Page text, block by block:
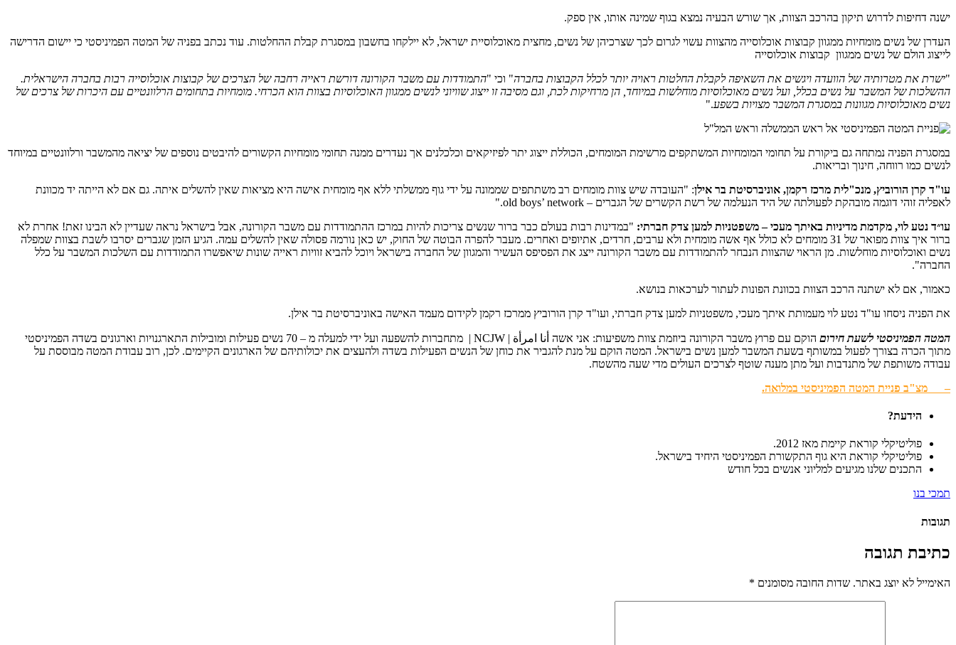
ישנה דחיפות לדרוש תיקון בהרכב הצוות, אך שורש הבעיה נמצא בגוף שמינה אותו, אין ספק.
העדרן של נשים מומחיות ממגוון קבוצות אוכלוסייה מהצוות עשוי לגרום לכך שצרכיהן של נשים, מחצית מאוכלוסיית ישראל, לא יילקחו בחשבון במסגרת קבלת ההחלטות. עוד נכתב בפניה של המטה הפמיניסטי כי יישום הדרישה
לייצוג הולם של נשים ממגוון קבוצות אוכלוסייה
"ישרת את מטרותיה של הוועדה ויגשים את השאיפה לקבלת החלטות ראויה יותר לכלל הקבוצות בחברה" וכי "התמודדות עם משבר הקורונה דורשת ראייה רחבה של הצרכים של קבוצות אוכלוסייה רבות בחברה הישראלית.
ההשלכות של המשבר על נשים בכלל, ועל נשים מאוכלוסיות מוחלשות במיוחד, הן מרחיקות לכת, וגם מסיבה זו ייצוג שוויוני לנשים ממגוון האוכלוסיות בצוות הוא הכרחי. מומחיות בתחומים הרלוונטיים עם היכרות של צרכים של
נשים מאוכלוסיות מגוונות במסגרת המשבר מצויות בשפע."
במסגרת הפניה נמתחה גם ביקורת על תחומי המומחיות המשתקפים מרשימת המומחים, הכוללת ייצוג יתר לפיזיקאים וכלכלנים אך נעדרים ממנה תחומי מומחיות הקשורים להיבטים נוספים של יציאה מהמשבר ורלוונטיים במיוחד
לנשים כמו רווחה, חינוך ובריאות.
עו"ד קרן הורוביץ, מנכ"לית מרכז רקמן, אוניברסיטת בר אילן: "העובדה שיש צוות מומחים רב משתתפים שממונה על ידי גוף ממשלתי ללא אף מומחית אישה היא מציאות שאין להשלים איתה. גם אם לא הייתה יד מכוונת
לאפליה זוהי דוגמה מובהקת לפעולתה של היד הנעלמה של רשת הקשרים של הגברים – old boys’ network."
עו״ד נטע לוי, מקדמת מדיניות באיתך מעכי – משפטניות למען צדק חברתי: "במדינות רבות בעולם כבר ברור שנשים צריכות להיות במרכז ההתמודדות עם משבר הקורונה, אבל בישראל נראה שעדיין לא הבינו זאת! אחרת לא
ברור איך צוות מפואר של 31 מומחים לא כולל אף אשה מומחית ולא ערבים, חרדים, אתיופים ואחרים. מעבר להפרה הבוטה של החוק, יש כאן נורמה פסולה שאין להשלים עמה. הגיע הזמן שגברים יסרבו לשבת בצוות שמפלה
נשים ואוכלוסיות מוחלשות. מן הראוי שהצוות הנבחר להתמודדות עם משבר הקורונה ייצג את הפסיפס העשיר והמגוון של החברה בישראל ויוכל להביא זוויות ראייה שונות שיאפשרו התמודדות עם השלכות המשבר על כלל
החברה".
כאמור, אם לא ישתנה הרכב הצוות בכוונת הפונות לעתור לערכאות בנושא.
את הפניה ניסחו עו"ד נטע לוי מעמותת איתך מעכי, משפטניות למען צדק חברתי, ועו"ד קרן הורוביץ ממרכז רקמן לקידום מעמד האישה באוניברסיטת בר אילן.
המטה הפמיניסטי לשעת חירום
הוקם עם פרוץ משבר הקורונה ביוזמת צוות משפיעות: אני אשה أنا امرأة | NCJW | מתחברות להשפעה ועל ידי למעלה מ – 70 נשים פעילות ומובילות התארגנויות וארגונים בשדה הפמיניסטי
מתוך הכרה בצורך לפעול במשותף בשעת המשבר למען נשים בישראל. המטה הוקם על מנת להגביר את כוחן של הנשים הפעילות בשדה ולהעצים את יכולותיהם של הארגונים הקיימים. לכן, רוב עבודת המטה מבוססת על
עבודה משותפת של מתנדבות ועל מתן מענה שוטף לצרכים העולים מדי שעה מהשטח.
– מצ"ב פניית המטה הפמיניסטי במלואה.
הידעת?
פוליטיקלי קוראת קיימת מאז 2012.
פוליטיקלי קוראת היא גוף התקשורת הפמיניסטי היחיד בישראל.
התכנים שלנו מגיעים למליוני אנשים בכל חודש
תמכי בנו
תגובות
כתיבת תגובה
האימייל לא יוצג באתר. שדות החובה מסומנים *